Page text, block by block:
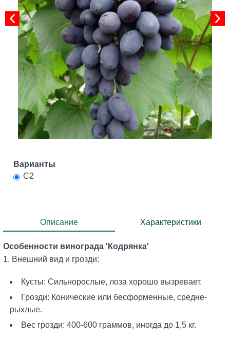
Варианты
С2
Описание Характеристики
Особенности винограда 'Кодрянка'
1. Внешний вид и грозди:
Кусты: Сильнорослые, лоза хорошо вызревает.
Грозди: Конические или бесформенные, средне-
рыхлые.
Вес грозди: 400-600 граммов, иногда до 1,5 кг.